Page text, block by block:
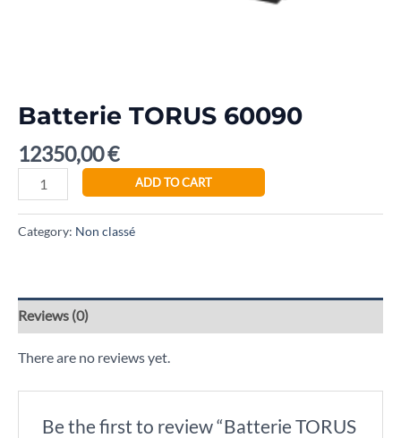
Batterie TORUS 60090
12350,00€
ADD TO CART
Category: Non classé
Reviews (0)
There are no reviews yet.
Be the first to review “Batterie TORUS